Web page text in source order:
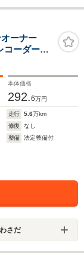
オーナー
コーダー
スライド
本体価格
292.6万円
走行 5.6万km
修復
なし
整備
法定整備付
さだ